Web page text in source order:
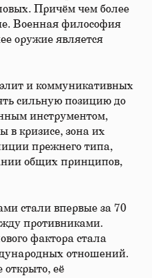
Причём чем более
Военная философия
оружие является
и коммуникативных
сильную позицию до
инструментом,
в кризисе, зона их
прежнего типа,
общих принципов,
стали впервые за 70
противниками.
фактора стала
отношений.
открыто, её